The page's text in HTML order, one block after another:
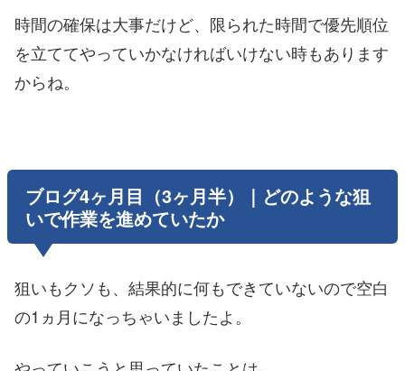
時間の確保は大事だけど、限られた時間で優先順位
を立ててやっていかなければいけない時もあります
からね。
ブログ4ヶ月目（3ヶ月半）｜どのような狙
いで作業を進めていたか
狙いもクソも、結果的に何もできていないので空白
の1ヵ月になっちゃいましたよ。